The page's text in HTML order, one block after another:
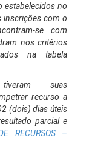
estabelecidos no
inscrições com o
se com
nos critérios
na tabela
suas
recurso a
(dois) dias úteis
parcial e
RECURSOS –